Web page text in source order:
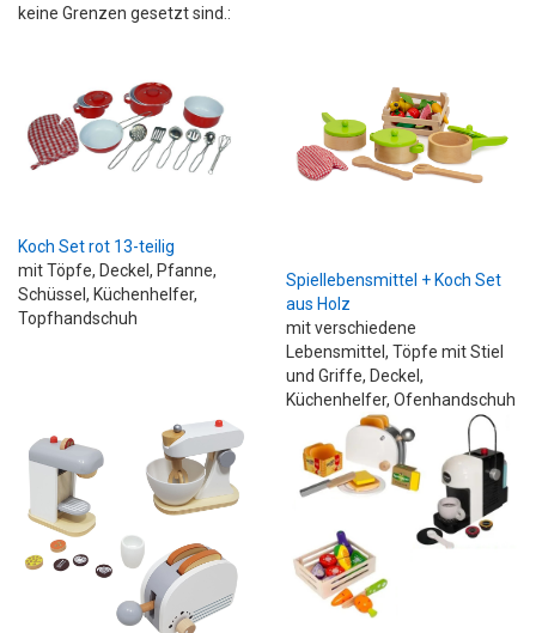
keine Grenzen gesetzt sind.:
Koch Set rot 13-teilig
mit Töpfe, Deckel, Pfanne,
Schüssel, Küchenhelfer,
Topfhandschuh
Spiellebensmittel + Koch Set
aus Holz
mit verschiedene
Lebensmittel, Töpfe mit Stiel
und Griffe, Deckel,
Küchenhelfer, Ofenhandschuh